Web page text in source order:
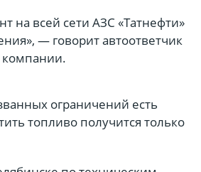
на всей сети АЗС «Татнефти»
— говорит автоответчик
компании.
ограничений есть
топливо получится только